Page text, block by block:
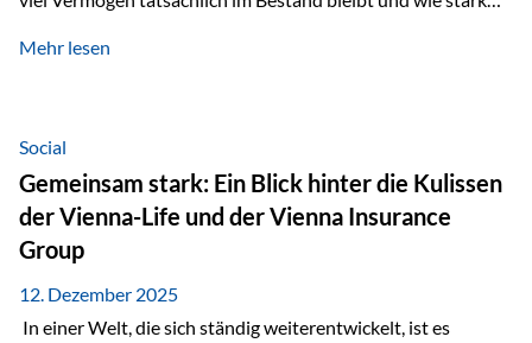
Beispiel verdeutlicht diese Wirkung besonders deutlich.
hinzukommen, spielt nicht nur die Rendite eine Rolle. Auch
steuerliche Effekte haben einen erheblichen Einfluss auf…
Mehr lesen
Social
Gemeinsam stark: Ein Blick hinter die Kulissen
der Vienna-Life und der Vienna Insurance
Group
12. Dezember 2025
In einer Welt, die sich ständig weiterentwickelt, ist es